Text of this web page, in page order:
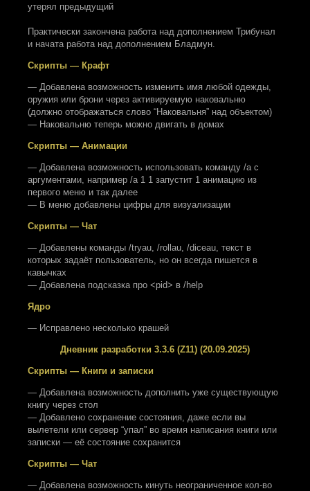
утерял предыдущий
Практически закончена работа над дополнением Трибунал
и начата работа над дополнением Бладмун.
Скрипты — Крафт
— Добавлена возможность изменить имя любой одежды,
оружия или брони через активируемую наковальню
(должно отображаться слово “Наковальня” над объектом)
— Наковальню теперь можно двигать в домах
Скрипты — Анимации
— Добавлена возможность использовать команду /a с
аргументами, например /a 1 1 запустит 1 анимацию из
первого меню и так далее
— В меню добавлены цифры для визуализации
Скрипты — Чат
— Добавлены команды /tryau, /rollau, /diceau, текст в
которых задаёт пользователь, но он всегда пишется в
кавычках
— Добавлена подсказка про <pid> в /help
Ядро
— Исправлено несколько крашей
Дневник разработки 3.3.6 (Z11) (20.09.2025)
Скрипты — Книги и записки
— Добавлена возможность дополнить уже существующую
книгу через стол
— Добавлено сохранение состояния, даже если вы
вылетели или сервер “упал” во время написания книги или
записки — её состояние сохранится
Скрипты — Чат
— Добавлена возможность кинуть неограниченное кол-во